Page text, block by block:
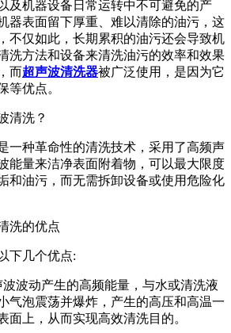
及机器设备日常运转中不可避免的产
器表面留下厚重、难以清除的油污，这
不仅如此，长期累积的油污还会导致机
洗方法和设备来清洗油污的效率和效果
而超声波清洗器被广泛使用，是因为它
等优点。
清洗？
一种革命性的清洗技术，采用了高频声
能量来洁净表面附着物，可以最大限度
和油污，而无需拆卸设备或使用危险化
洗的优点
下几个优点:
波波动产生的高频能量，与水或清洗液
气泡震荡并爆炸，产生的高压和高温一
面上，从而实现高效清洗目的。